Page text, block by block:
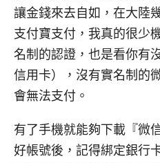
讓金錢來去自如，在大陸
支付寶支付，我真的很少
名制的認證，也是看你有
信用卡），沒有實名制的
會無法支付。
有了手機就能夠下載『微
好帳號後，記得綁定銀行